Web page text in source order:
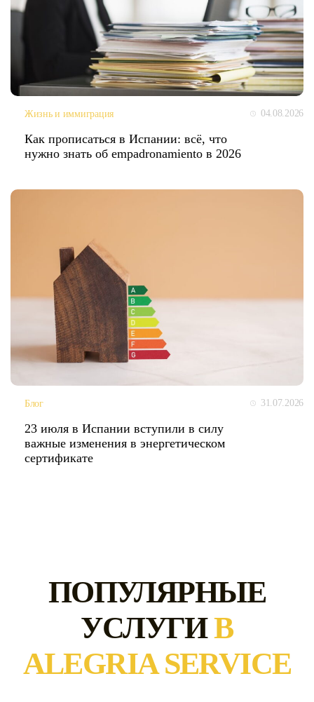
Жизнь и иммиграция 04.08.2026
Как прописаться в Испании: всё, что
нужно знать об empadronamiento в 2026
Блог 31.07.2026
23 июля в Испании вступили в силу
важные изменения в энергетическом
сертификате
ПОПУЛЯРНЫЕ
УСЛУГИВ
ALEGRIA SERVICE